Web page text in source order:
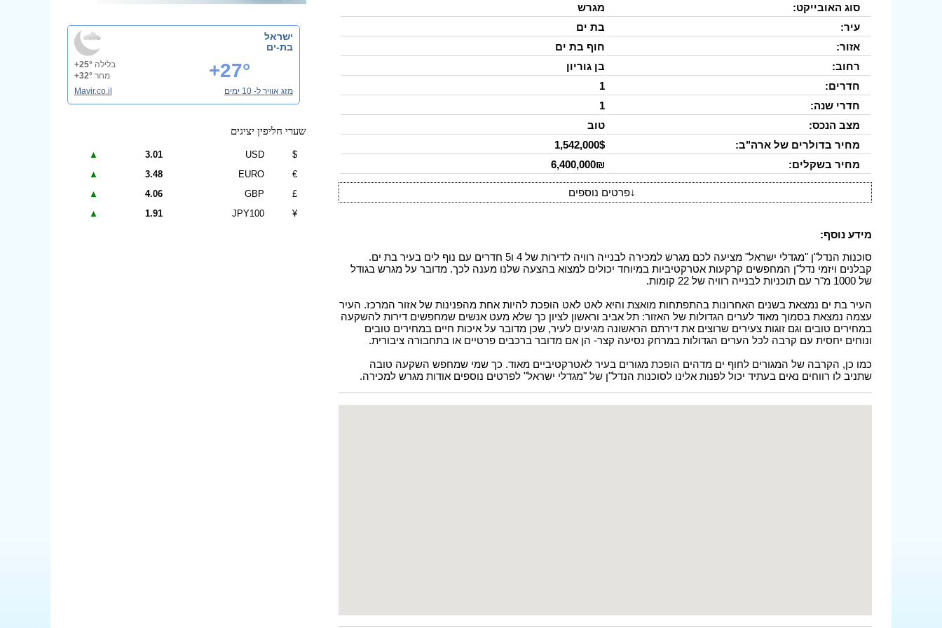
סוג האובייקט:
מגרש
עיר:
בת ים
אזור:
חוף בת ים
רחוב:
בן גוריון
חדרים:
1
חדרי שנה:
1
מצב הנכס:
טוב
מחיר בדולרים של ארה"ב:
1,542,000$
מחיר בשקלים:
6,400,000₪
↓פרטים נוספים
מידע נוסף:
סוכנות הנדל"ן "מגדלי ישראל" מציעה לכם מגרש למכירה לבנייה רוויה לדירות של 4 ו5 חדרים עם נוף לים בעיר בת ים.
קבלנים ויזמי נדל"ן המחפשים קרקעות אטרקטיביות במיוחד יכולים למצוא בהצעה שלנו מענה לכך. מדובר על מגרש בגודל
של 1000 מ"ר עם תוכניות לבנייה רוויה של 22 קומות.
העיר בת ים נמצאת בשנים האחרונות בהתפתחות מואצת והיא לאט לאט הופכת להיות אחת מהפנינות של אזור המרכז. העיר
עצמה נמצאת בסמוך מאוד לערים הגדולות של האזור: תל אביב וראשון לציון כך שלא מעט אנשים שמחפשים דירות להשקעה
במחירים טובים וגם זוגות צעירים שרוצים את דירתם הראשונה מגיעים לעיר, שכן מדובר על איכות חיים במחירים טובים
ונוחים יחסית עם קרבה לכל הערים הגדולות במרחק נסיעה קצר- הן אם מדובר ברכבים פרטיים או בתחבורה ציבורית.
כמו כן, הקרבה של המגורים לחוף ים מדהים הופכת מגורים בעיר לאטרקטיביים מאוד. כך שמי שמחפש השקעה טובה
שתניב לו רווחים נאים בעתיד יכול לפנות אלינו לסוכנות הנדל"ן של "מגדלי ישראל" לפרטים נוספים אודות מגרש למכירה.
ישראל
בת-ים
+27° בלילה+25°
מחר+32°
מזג אוויר ל- 10 ימים
Mavir.co.il
שערי חליפין יציגים
$
USD
3.01
▲
€
EURO
3.48
▲
£
GBP
4.06
▲
¥
JPY100
1.91
▲